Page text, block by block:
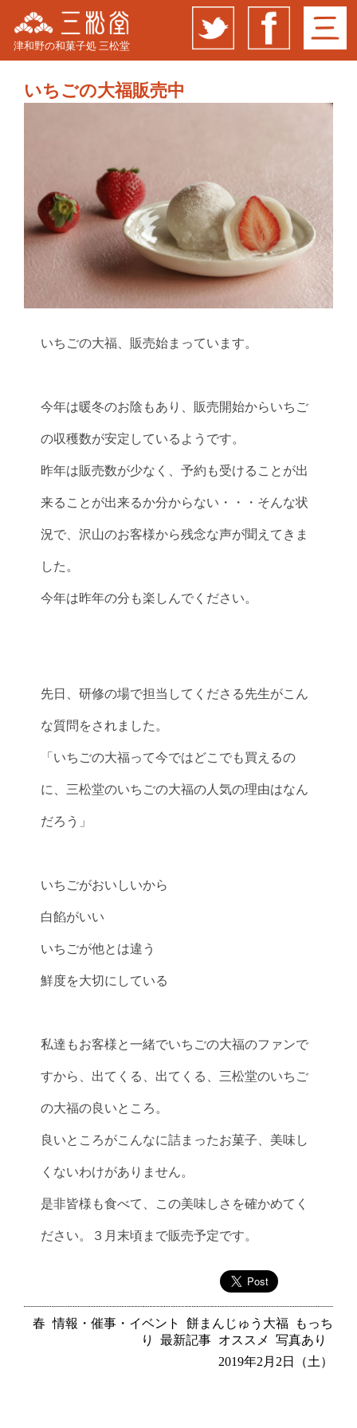
津和野の和菓子処 三松堂
いちごの大福販売中
いちごの大福、販売始まっています。
今年は暖冬のお陰もあり、販売開始からいちご
の収穫数が安定しているようです。
昨年は販売数が少なく、予約も受けることが出
来ることが出来るか分からない・・・そんな状
況で、沢山のお客様から残念な声が聞えてきま
した。
今年は昨年の分も楽しんでください。
先日、研修の場で担当してくださる先生がこん
な質問をされました。
「いちごの大福って今ではどこでも買えるの
に、三松堂のいちごの大福の人気の理由はなん
だろう」
いちごがおいしいから
白餡がいい
いちごが他とは違う
鮮度を大切にしている
私達もお客様と一緒でいちごの大福のファンで
すから、出てくる、出てくる、三松堂のいちご
の大福の良いところ。
良いところがこんなに詰まったお菓子、美味し
くないわけがありません。
是非皆様も食べて、この美味しさを確かめてく
ださい。３月末頃まで販売予定です。
春 情報・催事・イベント 餅まんじゅう大福
もっち
り
最新記事 オススメ
写真あり
2019年2月2日（土）